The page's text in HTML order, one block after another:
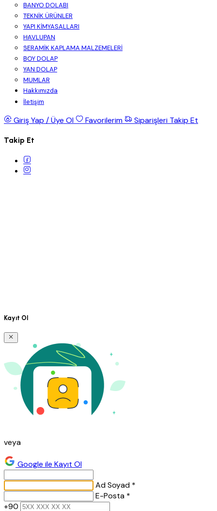
BANYO DOLABI
TEKNİK ÜRÜNLER
YAPI KİMYASALLARI
HAVLUPAN
SERAMİK KAPLAMA MALZEMELERİ
BOY DOLAP
YAN DOLAP
MUMLAR
Hakkımızda
İletişim
Giriş Yap / Üye Ol Favorilerim Siparişleri Takip Et
Takip Et
Kayıt Ol
veya
Google ile Kayıt Ol
Ad Soyad *
E-Posta *
+90